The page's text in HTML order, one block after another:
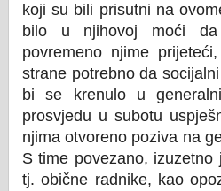
koji su bili prisutni na
bilo u njihovoj moći da
povremeno njime
strane potrebno da
bi se krenulo u
prosvjedu u subotu
njima otvoreno poziva na
S time povezano,
tj. obične radnike, kao